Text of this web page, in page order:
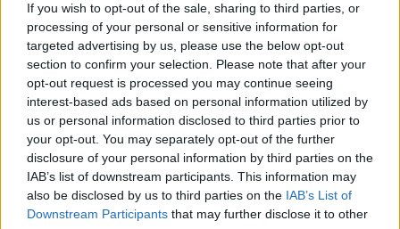
If you wish to opt-out of the sale, sharing to third parties, or
processing of your personal or sensitive information for
targeted advertising by us, please use the below opt-out
section to confirm your selection. Please note that after your
opt-out request is processed you may continue seeing
interest-based ads based on personal information utilized by
us or personal information disclosed to third parties prior to
your opt-out. You may separately opt-out of the further
disclosure of your personal information by third parties on the
IAB’s list of downstream participants. This information may
also be disclosed by us to third parties on the IAB’s List of
Downstream Participants that may further disclose it to other
ZGŁOŚ POPRAWKĘ
3. ząb(wycięcie)
Słownik wyrazów bliskoznacznych
podobne znaczeniowo (lepsze odpowiedniki lub zapomniane słowa)
wcięcie; wycięcie